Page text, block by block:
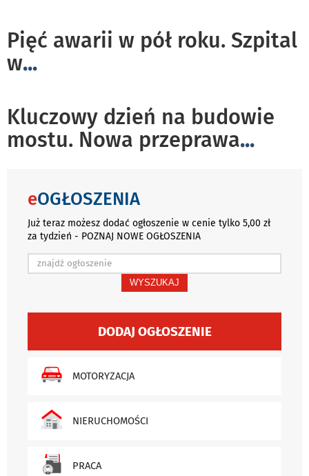
Pięć awarii w pół roku. Szpital
w...
Kluczowy dzień na budowie
mostu. Nowa przeprawa...
eOGŁOSZENIA
Już teraz możesz dodać ogłoszenie w cenie tylko 5,00 zł
za tydzień - POZNAJ NOWE OGŁOSZENIA
WYSZUKAJ
DODAJ OGŁOSZENIE
MOTORYZACJA
NIERUCHOMOŚCI
PRACA